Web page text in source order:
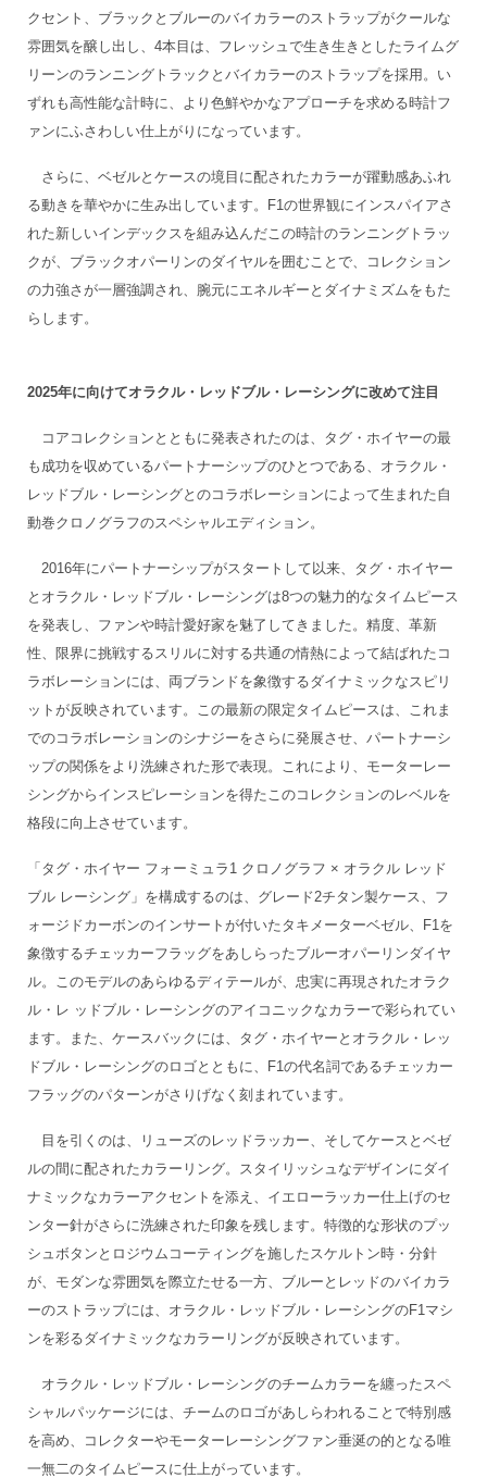
クセント、ブラックとブルーのバイカラーのストラップがクールな
雰囲気を醸し出し、4本目は、フレッシュで生き生きとしたライムグ
リーンのランニングトラックとバイカラーのストラップを採用。い
ずれも高性能な計時に、より色鮮やかなアプローチを求める時計フ
ァンにふさわしい仕上がりになっています。
さらに、ベゼルとケースの境目に配されたカラーが躍動感あふれ
る動きを華やかに生み出しています。F1の世界観にインスパイアさ
れた新しいインデックスを組み込んだこの時計のランニングトラッ
クが、ブラックオパーリンのダイヤルを囲むことで、コレクション
の力強さが一層強調され、腕元にエネルギーとダイナミズムをもた
らします。
2025年に向けてオラクル・レッドブル・レーシングに改めて注目
コアコレクションとともに発表されたのは、タグ・ホイヤーの最
も成功を収めているパートナーシップのひとつである、オラクル・
レッドブル・レーシングとのコラボレーションによって生まれた自
動巻クロノグラフのスペシャルエディション。
2016年にパートナーシップがスタートして以来、タグ・ホイヤー
とオラクル・レッドブル・レーシングは8つの魅力的なタイムピース
を発表し、ファンや時計愛好家を魅了してきました。精度、革新
性、限界に挑戦するスリルに対する共通の情熱によって結ばれたコ
ラボレーションには、両ブランドを象徴するダイナミックなスピリ
ットが反映されています。この最新の限定タイムピースは、これま
でのコラボレーションのシナジーをさらに発展させ、パートナーシ
ップの関係をより洗練された形で表現。これにより、モーターレー
シングからインスピレーションを得たこのコレクションのレベルを
格段に向上させています。
「タグ・ホイヤー フォーミュラ1 クロノグラフ × オラクル レッド
ブル レーシング」を構成するのは、グレード2チタン製ケース、フ
ォージドカーボンのインサートが付いたタキメーターベゼル、F1を
象徴するチェッカーフラッグをあしらったブルーオパーリンダイヤ
ル。このモデルのあらゆるディテールが、忠実に再現されたオラク
ル・レ ッドブル・レーシングのアイコニックなカラーで彩られてい
ます。また、ケースバックには、タグ・ホイヤーとオラクル・レッ
ドブル・レーシングのロゴとともに、F1の代名詞であるチェッカー
フラッグのパターンがさりげなく刻まれています。
目を引くのは、リューズのレッドラッカー、そしてケースとベゼ
ルの間に配されたカラーリング。スタイリッシュなデザインにダイ
ナミックなカラーアクセントを添え、イエローラッカー仕上げのセ
ンター針がさらに洗練された印象を残します。特徴的な形状のプッ
シュボタンとロジウムコーティングを施したスケルトン時・分針
が、モダンな雰囲気を際立たせる一方、ブルーとレッドのバイカラ
ーのストラップには、オラクル・レッドブル・レーシングのF1マシ
ンを彩るダイナミックなカラーリングが反映されています。
オラクル・レッドブル・レーシングのチームカラーを纏ったスペ
シャルパッケージには、チームのロゴがあしらわれることで特別感
を高め、コレクターやモーターレーシングファン垂涎の的となる唯
一無二のタイムピースに仕上がっています。